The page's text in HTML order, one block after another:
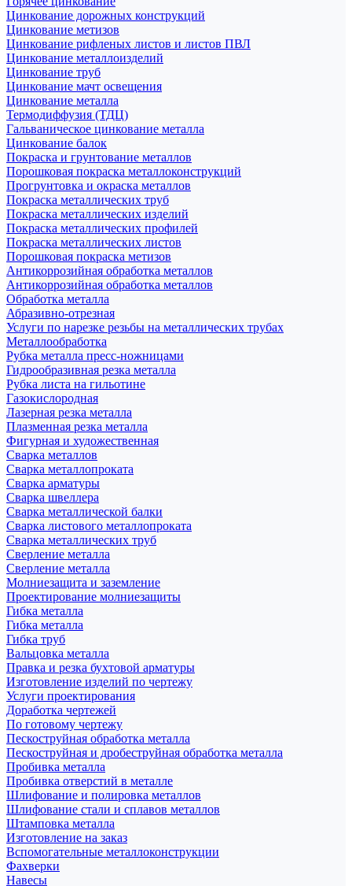
Цинкование дорожных конструкций
Цинкование метизов
Цинкование рифленых листов и листов ПВЛ
Цинкование металлоизделий
Цинкование труб
Цинкование мачт освещения
Цинкование металла
Термодиффузия (ТДЦ)
Гальваническое цинкование металла
Цинкование балок
Покраска и грунтование металлов
Порошковая покраска металлоконструкций
Прогрунтовка и окраска металлов
Покраска металлических труб
Покраска металлических изделий
Покраска металлических профилей
Покраска металлических листов
Порошковая покраска метизов
Антикоррозийная обработка металлов
Антикоррозийная обработка металлов
Обработка металла
Абразивно-отрезная
Услуги по нарезке резьбы на металлических трубах
Металлообработка
Рубка металла пресс-ножницами
Гидрообразивная резка металла
Рубка листа на гильотине
Газокислородная
Лазерная резка металла
Плазменная резка металла
Фигурная и художественная
Сварка металлов
Сварка металлопроката
Сварка арматуры
Сварка швеллера
Сварка металлической балки
Сварка листового металлопроката
Сварка металлических труб
Сверление металла
Сверление металла
Молниезащита и заземление
Проектирование молниезащиты
Гибка металла
Гибка металла
Гибка труб
Вальцовка металла
Правка и резка бухтовой арматуры
Изготовление изделий по чертежу
Услуги проектирования
Доработка чертежей
По готовому чертежу
Пескоструйная обработка металла
Пескоструйная и дробеструйная обработка металла
Пробивка металла
Пробивка отверстий в металле
Шлифование и полировка металлов
Шлифование стали и сплавов металлов
Штамповка металла
Изготовление на заказ
Вспомогательные металлоконструкции
Фахверки
Навесы